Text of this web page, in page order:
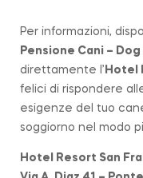
Per informazioni,
Pensione Cani –
direttamente l’ Hotel
felici di rispondere
esigenze del tuo
soggiorno nel modo
Hotel Resort San